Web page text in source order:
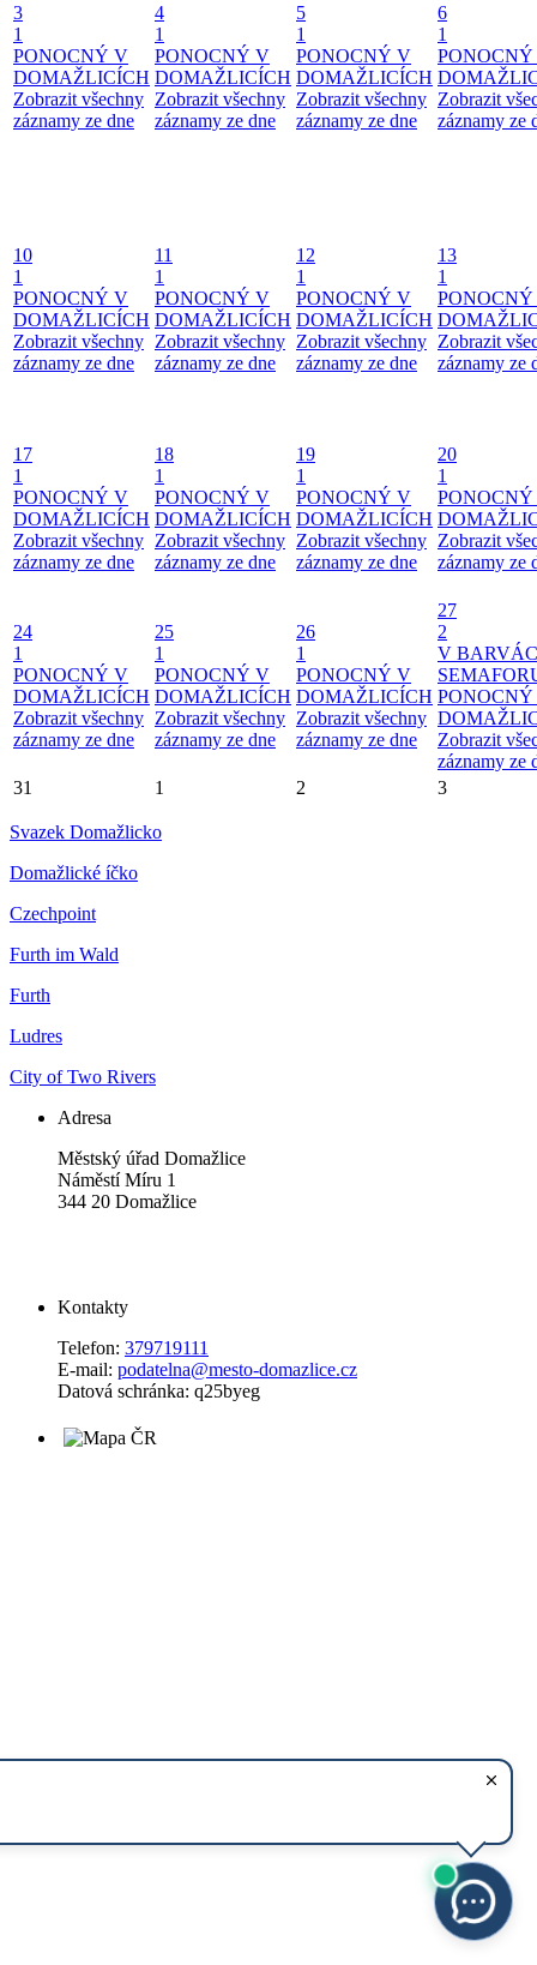
3
1
PONOCNÝ V
DOMAŽLICÍCH
Zobrazit všechny
záznamy ze dne
4
1
PONOCNÝ V
DOMAŽLICÍCH
Zobrazit všechny
záznamy ze dne
5
1
PONOCNÝ V
DOMAŽLICÍCH
Zobrazit všechny
záznamy ze dne
6
1
Zobrazit
záznamy ze
10
1
PONOCNÝ V
DOMAŽLICÍCH
Zobrazit všechny
záznamy ze dne
11
1
PONOCNÝ V
DOMAŽLICÍCH
Zobrazit všechny
záznamy ze dne
12
1
PONOCNÝ V
DOMAŽLICÍCH
Zobrazit všechny
záznamy ze dne
13
1
Zobrazit
záznamy ze
17
1
PONOCNÝ V
DOMAŽLICÍCH
Zobrazit všechny
záznamy ze dne
18
1
PONOCNÝ V
DOMAŽLICÍCH
Zobrazit všechny
záznamy ze dne
19
1
PONOCNÝ V
DOMAŽLICÍCH
Zobrazit všechny
záznamy ze dne
20
1
Zobrazit
záznamy ze
24
1
PONOCNÝ V
DOMAŽLICÍCH
Zobrazit všechny
záznamy ze dne
25
1
PONOCNÝ V
DOMAŽLICÍCH
Zobrazit všechny
záznamy ze dne
26
1
PONOCNÝ V
DOMAŽLICÍCH
Zobrazit všechny
záznamy ze dne
27
2
V
Zobrazit
záznamy ze
31
1 2 3
Svazek Domažlicko
Domažlické íčko
Czechpoint
Furth im Wald
Furth
Ludres
City of Two Rivers
Adresa
Městský úřad Domažlice
Náměstí Míru 1
344 20 Domažlice
Kontakty
Telefon: 379719111
E-mail: podatelna@mesto-domazlice.cz
Datová schránka: q25byeg